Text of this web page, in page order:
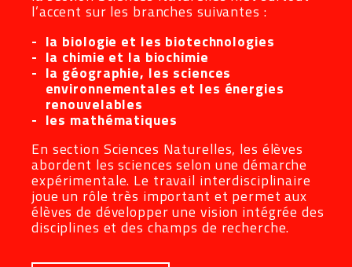
l’accent sur les branches suivantes :
la biologie et les biotechnologies
la chimie et la biochimie
la géographie, les sciences
environnementales et les énergies
renouvelables
les mathématiques
En section Sciences Naturelles, les élèves
abordent les sciences selon une démarche
expérimentale. Le travail interdisciplinaire
joue un rôle très important et permet aux
élèves de développer une vision intégrée des
disciplines et des champs de recherche.